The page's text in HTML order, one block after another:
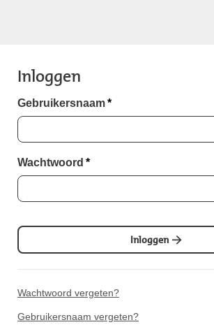
Inloggen
Gebruikersnaam*
Wachtwoord *
Inloggen
Wachtwoord vergeten?
Gebruikersnaam vergeten?